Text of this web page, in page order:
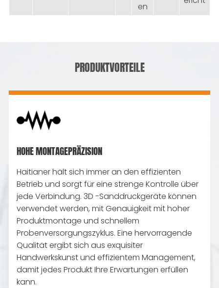
en
PRODUKTVORTEILE
HOHE MONTAGEPRÄZISION
Haitianer hält sich immer an den effizienten
Betrieb und sorgt für eine strenge Kontrolle über
jede Verbindung. 3D -Sanddruckgeräte können
verwendet werden, mit Genauigkeit mit hoher
Produktmontage und schnellem
Probenversorgungszyklus. Eine hervorragende
Qualität ergibt sich aus exquisiter
Handwerkskunst und effizientem Management,
damit jedes Produkt Ihre Erwartungen erfüllen
kann.